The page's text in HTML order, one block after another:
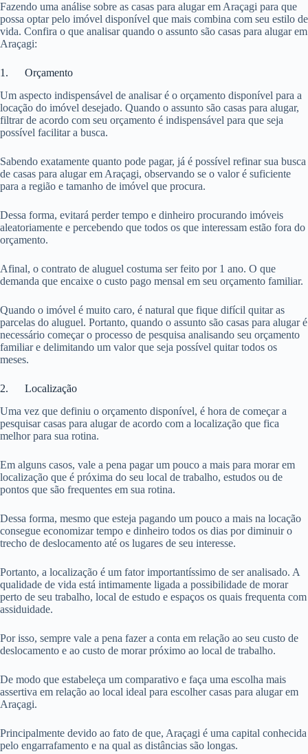
Fazendo uma análise sobre as casas para alugar em Araçagi para que
possa optar pelo imóvel disponível que mais combina com seu estilo de
vida. Confira o que analisar quando o assunto são casas para alugar em
Araçagi:
1. Orçamento
Um aspecto indispensável de analisar é o orçamento disponível para a
locação do imóvel desejado. Quando o assunto são casas para alugar,
filtrar de acordo com seu orçamento é indispensável para que seja
possível facilitar a busca.
Sabendo exatamente quanto pode pagar, já é possível refinar sua busca
de casas para alugar em Araçagi, observando se o valor é suficiente
para a região e tamanho de imóvel que procura.
Dessa forma, evitará perder tempo e dinheiro procurando imóveis
aleatoriamente e percebendo que todos os que interessam estão fora do
orçamento.
Afinal, o contrato de aluguel costuma ser feito por 1 ano. O que
demanda que encaixe o custo pago mensal em seu orçamento familiar.
Quando o imóvel é muito caro, é natural que fique difícil quitar as
parcelas do aluguel. Portanto, quando o assunto são casas para alugar é
necessário começar o processo de pesquisa analisando seu orçamento
familiar e delimitando um valor que seja possível quitar todos os
meses.
2. Localização
Uma vez que definiu o orçamento disponível, é hora de começar a
pesquisar casas para alugar de acordo com a localização que fica
melhor para sua rotina.
Em alguns casos, vale a pena pagar um pouco a mais para morar em
localização que é próxima do seu local de trabalho, estudos ou de
pontos que são frequentes em sua rotina.
Dessa forma, mesmo que esteja pagando um pouco a mais na locação
consegue economizar tempo e dinheiro todos os dias por diminuir o
trecho de deslocamento até os lugares de seu interesse.
Portanto, a localização é um fator importantíssimo de ser analisado. A
qualidade de vida está intimamente ligada a possibilidade de morar
perto de seu trabalho, local de estudo e espaços os quais frequenta com
assiduidade.
Por isso, sempre vale a pena fazer a conta em relação ao seu custo de
deslocamento e ao custo de morar próximo ao local de trabalho.
De modo que estabeleça um comparativo e faça uma escolha mais
assertiva em relação ao local ideal para escolher casas para alugar em
Araçagi.
Principalmente devido ao fato de que, Araçagi é uma capital conhecida
pelo engarrafamento e na qual as distâncias são longas.